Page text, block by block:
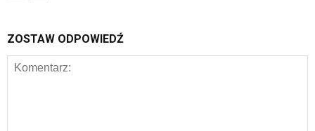
ZOSTAW ODPOWIEDŹ